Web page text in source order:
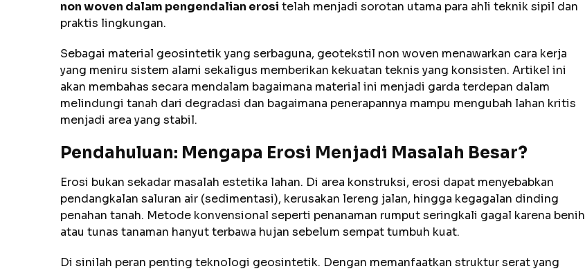
non woven dalam pengendalian erosi telah menjadi sorotan utama para ahli teknik sipil dan
praktis lingkungan.
Sebagai material geosintetik yang serbaguna, geotekstil non woven menawarkan cara kerja
yang meniru sistem alami sekaligus memberikan kekuatan teknis yang konsisten. Artikel ini
akan membahas secara mendalam bagaimana material ini menjadi garda terdepan dalam
melindungi tanah dari degradasi dan bagaimana penerapannya mampu mengubah lahan kritis
menjadi area yang stabil.
Pendahuluan: Mengapa Erosi Menjadi Masalah Besar?
Erosi bukan sekadar masalah estetika lahan. Di area konstruksi, erosi dapat menyebabkan
pendangkalan saluran air (sedimentasi), kerusakan lereng jalan, hingga kegagalan dinding
penahan tanah. Metode konvensional seperti penanaman rumput seringkali gagal karena benih
atau tunas tanaman hanyut terbawa hujan sebelum sempat tumbuh kuat.
Di sinilah peran penting teknologi geosintetik. Dengan memanfaatkan struktur serat yang